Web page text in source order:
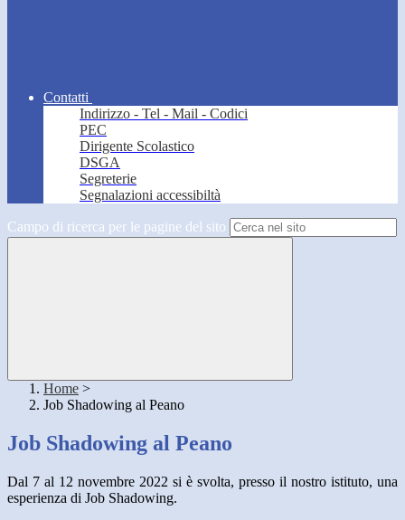
Contatti
Indirizzo - Tel - Mail - Codici
PEC
Dirigente Scolastico
DSGA
Segreterie
Segnalazioni accessibiltà
Campo di ricerca per le pagine del sito
Home >
Job Shadowing al Peano
Job Shadowing al Peano
Dal 7 al 12 novembre 2022 si è svolta, presso il nostro istituto, una
esperienza di Job Shadowing.